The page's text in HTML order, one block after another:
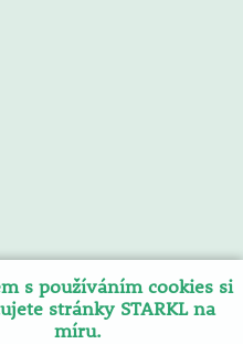
s používáním cookies si
stránky STARKL na
míru.